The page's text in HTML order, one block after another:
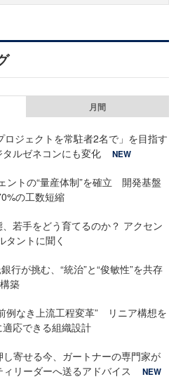
月間
ジェクトを常駐者2名で」を目指す
ルゼネコンにも変化
NEW
ントの“量産体制”を確立 開発基盤
の工数短縮
若手をどう育てるのか？ アクセン
タントに聞く
行が挑む、“統治”と“俊敏性”を共存
築
例なき上流工程変革” リニア構想を
応できる組織設計
寄せる今、ガートナーの専門家が
リーダーへ送るアドバイス
NEW